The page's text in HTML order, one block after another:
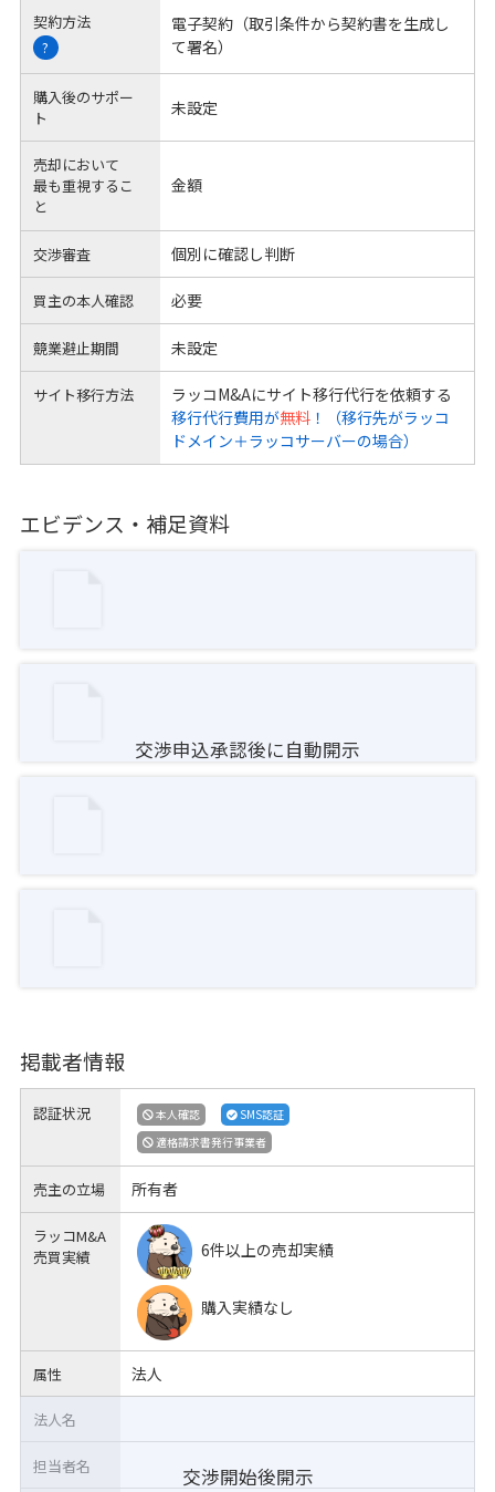
契約方法
?
電子契約（取引条件から契約書を生成し
て署名）
購入後のサポー
ト
未設定
売却において
最も重視するこ
と
金額
交渉審査 個別に確認し判断
買主の本人確認 必要
競業避止期間 未設定
サイト移行方法
ラッコM&Aにサイト移行代行を依頼する
移行代行費用が無料！（移行先がラッコ
ドメイン＋ラッコサーバーの場合）
エビデンス・補足資料
交渉申込承認後に自動開示
掲載者情報
認証状況 本人確認
SMS認証
適格請求書発行事業者
売主の立場 所有者
ラッコM&A
売買実績
6件以上の売却実績
購入実績なし
属性 法人
交渉開始後開示
法人名
担当者名